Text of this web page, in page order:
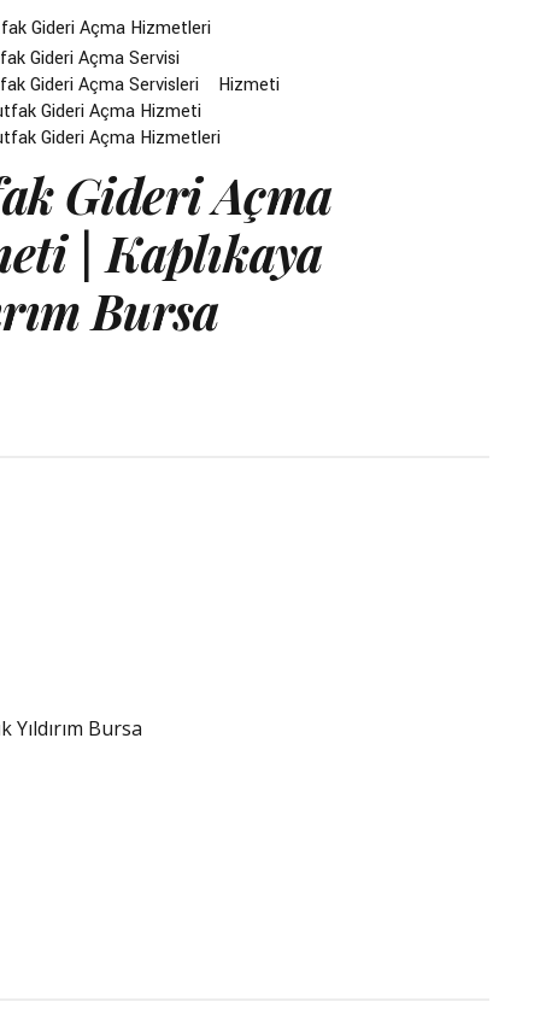
Gideri Açma Hizmetleri
Gideri Açma Servisi
Gideri Açma Servisleri
Hizmeti
Gideri Açma Hizmeti
Gideri Açma Hizmetleri
Gideri Açma
| Kaplıkaya
Bursa